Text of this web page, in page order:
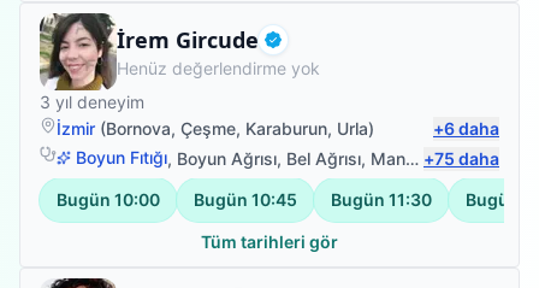
İrem Gircude Doğrulanmış
Fizyoterapist
Henüz değerlendirme yok
3 yıl deneyim
İzmir (Bornova, Çeşme, Karaburun, Urla) +6daha
Boyun Fıtığı, Boyun Ağrısı, Bel Ağrısı, Manuel Lenfödem Drenajı +75 daha
Bugün 10:00 Bugün 10:45 Bugün 11:30 Bugün
Tüm tarihleri gör